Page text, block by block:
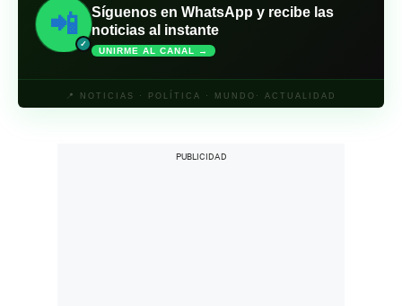
📲
✓
Síguenos en WhatsApp y recibe las
noticias al instante
UNIRME AL CANAL →
📍 NOTICIAS · POLÍTICA · MUNDO· ACTUALIDAD